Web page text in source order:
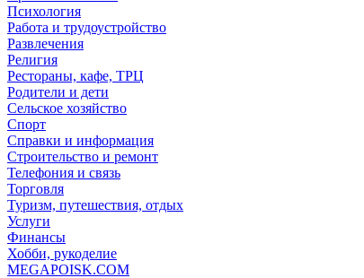
Психология
Работа и трудоустройство
Развлечения
Религия
Рестораны, кафе, ТРЦ
Родители и дети
Сельское хозяйство
Спорт
Справки и информация
Строительство и ремонт
Телефония и связь
Торговля
Туризм, путешествия, отдых
Услуги
Финансы
Хобби, рукоделие
MEGAPOISK.COM